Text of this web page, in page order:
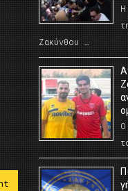
Η
Ζακύνθου …